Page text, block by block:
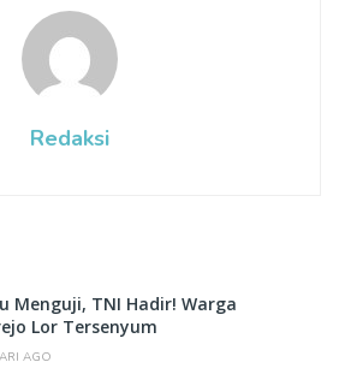
Redaksi
Menguji, TNI Hadir! Warga
Lor Tersenyum
AGO